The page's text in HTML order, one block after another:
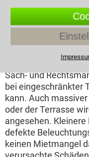
Mietvertrag ist ein
Zu wenig
Krach im
kläffende Hunde
eskalieren lassen.
gerechtfertigt? §
Sach- und
bei eingeschränkter
kann. Auch
oder der Terrasse
angesehen.
defekte
keinen Mietmangel